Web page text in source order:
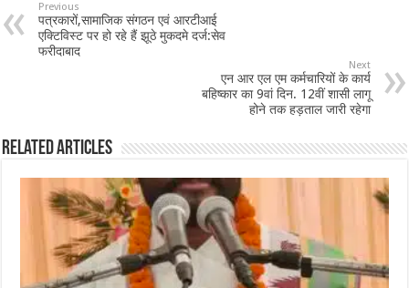
Previous
पत्रकारों,सामाजिक संगठन एवं आरटीआई
एक्टिविस्ट पर हो रहे हैं झूठे मुकदमे दर्ज:सेव
फरीदाबाद
Next
एन आर एल एम कर्मचारियों के कार्य
बहिष्कार का 9वां दिन. 12वीं शासी लागू
होने तक हड़ताल जारी रहेगा
Related Articles